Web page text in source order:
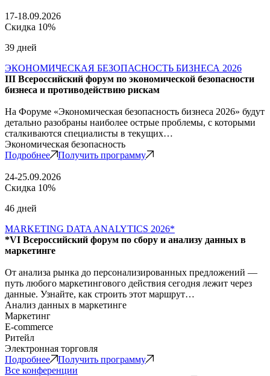
17-18.09.2026
Скидка 10%
39 дней
ЭКОНОМИЧЕСКАЯ БЕЗОПАСНОСТЬ БИЗНЕСА 2026
III Всероссийский форум по экономической безопасности
бизнеса и противодействию рискам
На Форуме «Экономическая безопасность бизнеса 2026» будут
детально разобраны наиболее острые проблемы, с которыми
сталкиваются специалисты в текущих…
Экономическая безопасность
Подробнее
Получить программу
24-25.09.2026
Скидка 10%
46 дней
MARKETING DATA ANALYTICS 2026*
*VI Всероссийский форум по сбору и анализу данных в
маркетинге
От анализа рынка до персонализированных предложений —
путь любого маркетингового действия сегодня лежит через
данные. Узнайте, как строить этот маршрут…
Анализ данных в маркетинге
Маркетинг
E-commerce
Ритейл
Электронная торговля
Подробнее
Получить программу
Все конференции